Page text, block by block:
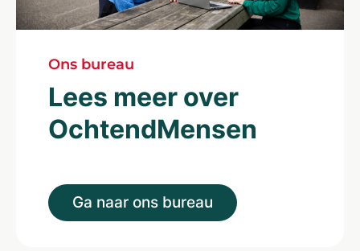
Ons bureau
Lees meer over
OchtendMensen
Ga naar ons bureau